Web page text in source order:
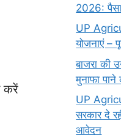
करें
2026:
UP
योजनाएं –
बाजरा की
मुनाफा पाने
UP
सरकार दे
आवेदन